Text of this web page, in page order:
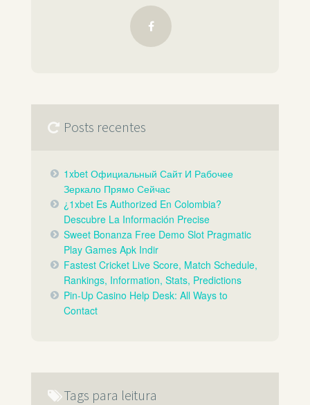
Posts recentes
1xbet Официальный Сайт И Рабочее
Зеркало Прямо Сейчас️
¿1xbet Es Authorized En Colombia?
Descubre La Información Precise
Sweet Bonanza Free Demo Slot Pragmatic
Play Games Apk Indir
Fastest Cricket Live Score, Match Schedule,
Rankings, Information, Stats, Predictions
Pin-Up Casino Help Desk: All Ways to
Contact
Tags para leitura